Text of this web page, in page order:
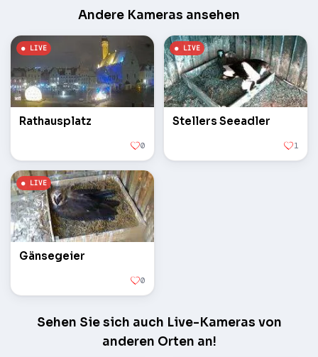
Andere Kameras ansehen
Rathausplatz
0
Stellers Seeadler
1
Gänsegeier
0
Sehen Sie sich auch Live-Kameras von
anderen Orten an!